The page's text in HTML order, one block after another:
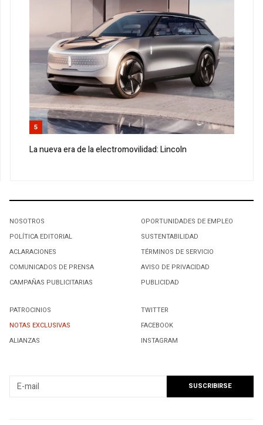
5
La nueva era de la electromovilidad: Lincoln
NOSOTROS
POLÍTICA EDITORIAL
ACLARACIONES
COMUNICADOS DE PRENSA
CAMPAÑAS PUBLICITARIAS
OPORTUNIDADES DE EMPLEO
SUSTENTABILIDAD
TÉRMINOS DE SERVICIO
AVISO DE PRIVACIDAD
PUBLICIDAD
PATROCINIOS
NOTAS EXCLUSIVAS
ALIANZAS
TWITTER
FACEBOOK
INSTAGRAM